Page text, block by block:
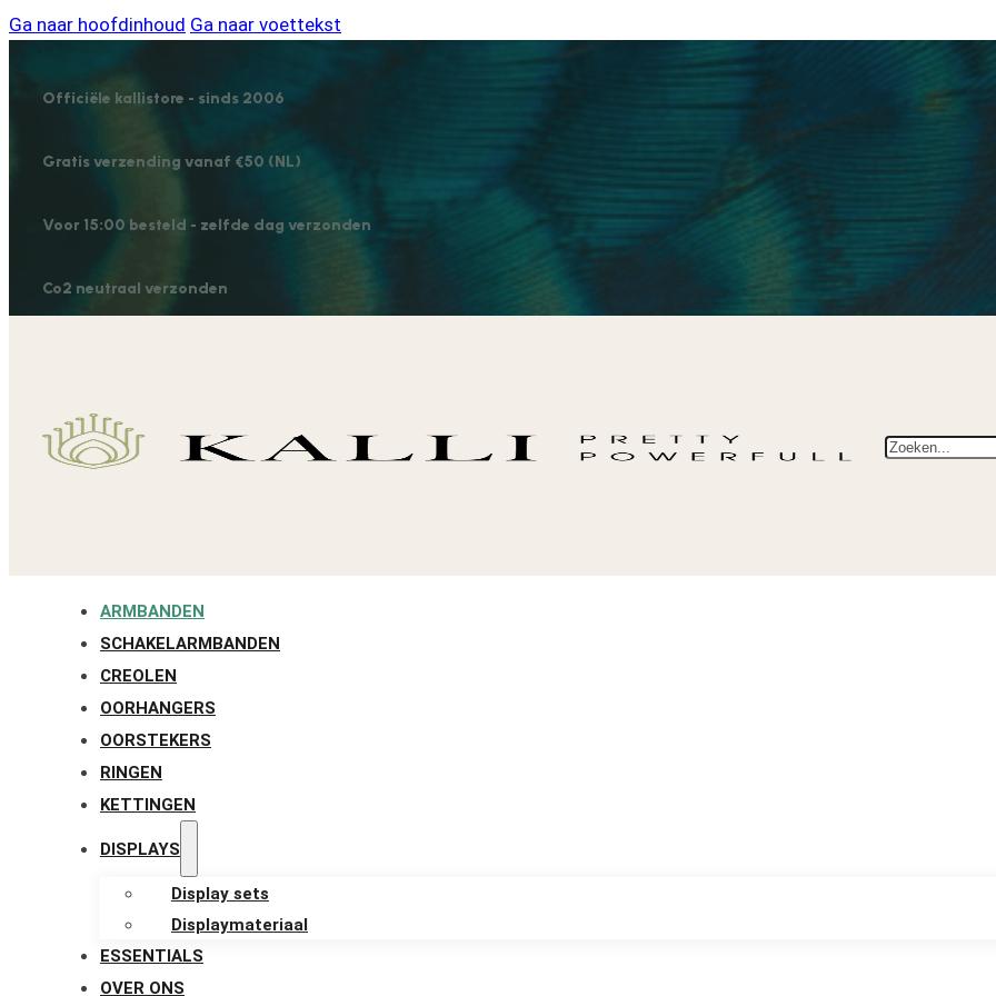
Ga naar hoofdinhoud Ga naar voettekst
Officiële kallistore - sinds 2006
Gratis verzending vanaf €50 (NL)
Voor 15:00 besteld - zelfde dag verzonden
Co2 neutraal verzonden
Zoeken
ARMBANDEN
SCHAKELARMBANDEN
CREOLEN
OORHANGERS
OORSTEKERS
RINGEN
KETTINGEN
DISPLAYS
Display sets
Displaymateriaal
ESSENTIALS
OVER ONS